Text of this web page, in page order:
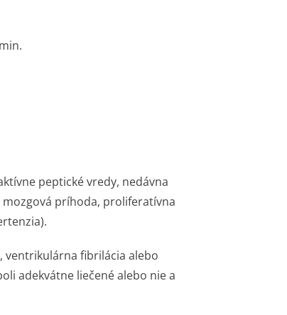
peptické vredy, nedávna
príhoda, proliferatívna
ventrikulárna fibrilácia alebo
adekvátne liečené alebo nie a